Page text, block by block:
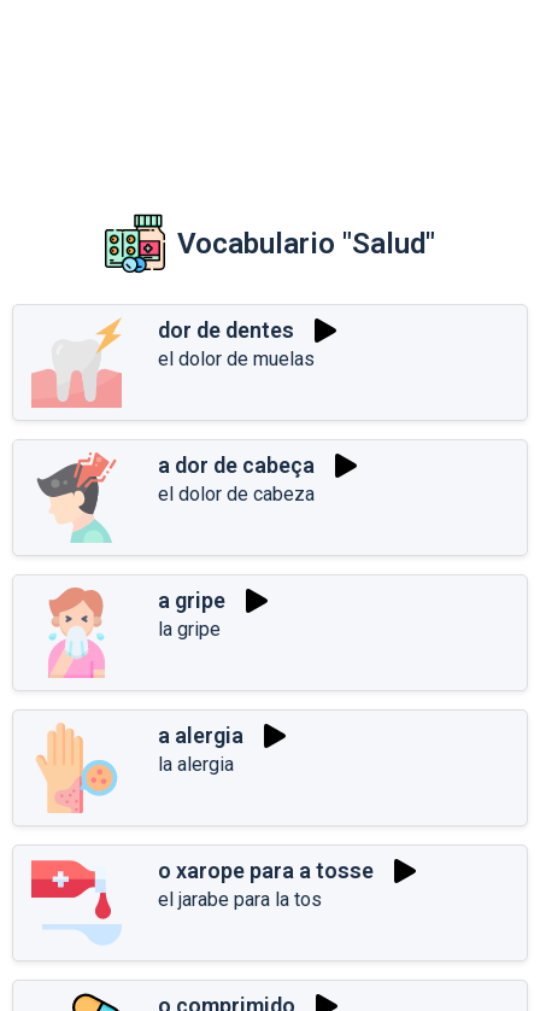
Vocabulario "Salud"
dor de dentes
el dolor de muelas
a dor de cabeça
el dolor de cabeza
a gripe
la gripe
a alergia
la alergia
o xarope para a tosse
el jarabe para la tos